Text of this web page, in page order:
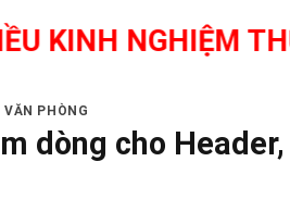
THỰC
PHÒNG
dòng cho